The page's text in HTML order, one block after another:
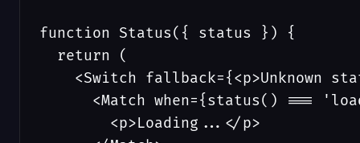
function Status({ status }) {
  return (
<Switch fallback={<p>Unknown
<Match when={status() ===
        <p>Loading...</p>